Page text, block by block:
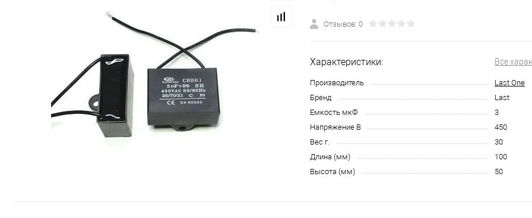
Отзывов: 0
Характеристики: Все
Производитель
Last One
Бренд
Last
Емкость мкФ
3
Напряжение В
450
Вес г.
30
Длина (мм)
100
Высота (мм)
50